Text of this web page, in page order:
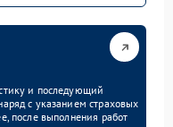
и последующий
с указанием страховых
после выполнения работ